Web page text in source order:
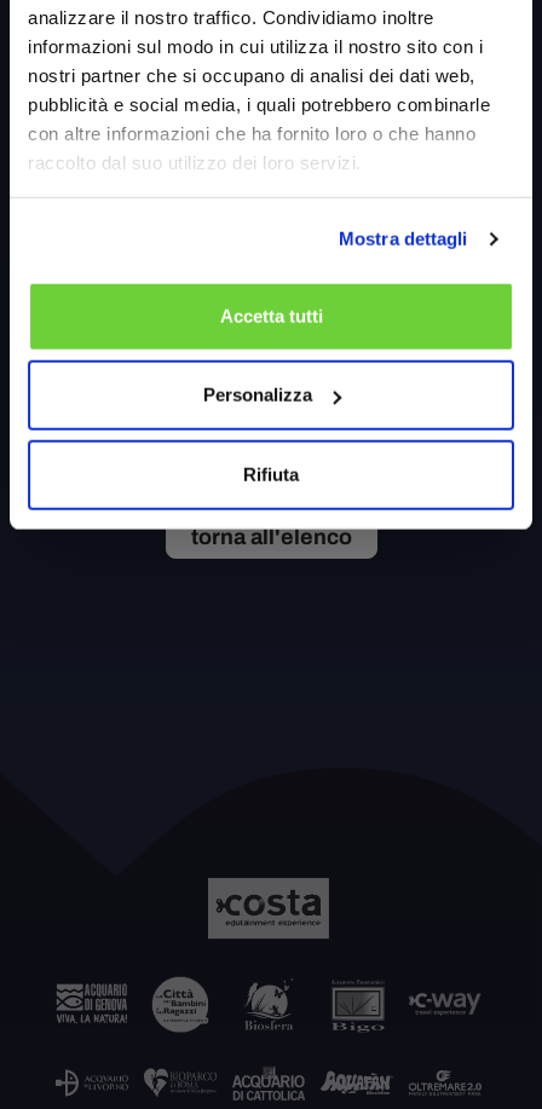
analizzare il nostro traffico. Condividiamo inoltre
informazioni sul modo in cui utilizza il nostro sito con i
nostri partner che si occupano di analisi dei dati web,
pubblicità e social media, i quali potrebbero combinarle
con altre informazioni che ha fornito loro o che hanno
raccolto dal suo utilizzo dei loro servizi.
Mostra dettagli
Accetta tutti
Personalizza
Rifiuta
Condividi
torna all'elenco